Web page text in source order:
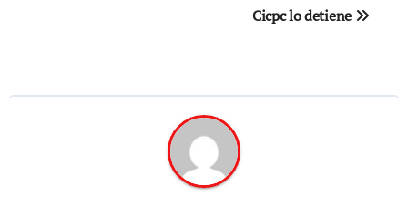
Cicpc lo detiene